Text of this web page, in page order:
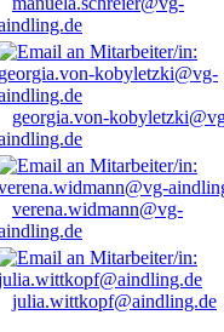
georgia.von-
verena.widmann@vg-
julia.wittkopf@aindling.de